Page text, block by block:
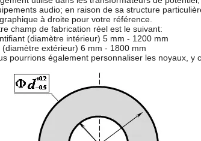
audio; en raison de sa structure
à droite pour votre référence.
champ de fabrication réel est le suivant:
(diamètre intérieur) 5 mm - 1200 mm
(diamètre extérieur) 6 mm - 1800 mm
pourrions également personnaliser les noyaux, y